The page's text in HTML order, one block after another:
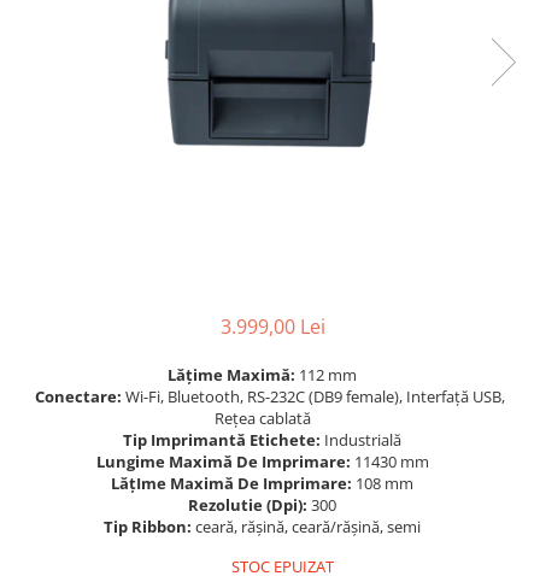
Scanere format mare
Consumabile echipamente
Benzi Brother P-Touch
Role Brother DK
Role Termice și Riboane
Role Brother CZ
Alte Consumabile
Echipamente de etichetare &
3.999,00 Lei
Lățime Maximă: 112 mm
Conectare: Wi-Fi, Bluetooth, RS-232C (DB9 female), Interfață USB,
Rețea cablată
Tip Imprimantă Etichete: Industrială
Lungime Maximă De Imprimare: 11430 mm
LățIme Maximă De Imprimare: 108 mm
Rezolutie (Dpi): 300
Tip Ribbon: ceară, rășină, ceară/rășină, semi
STOC EPUIZAT